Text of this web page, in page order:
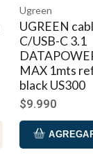
Ugreen
UGREEN
C/USB-C 3.1
MAX 1mts
black US300
$9.990